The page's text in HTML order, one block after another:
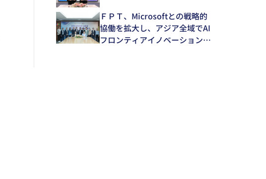
ＦＰＴ、Microsoftとの戦略的
協働を拡大し、アジア全域でAI
フロンティアイノベーションを